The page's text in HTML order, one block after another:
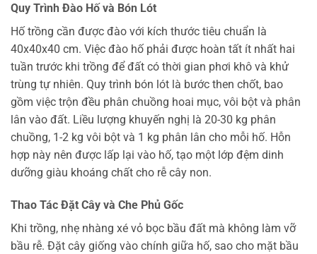
Quy Trình Đào Hố và Bón Lót
Hố trồng cần được đào với kích thước tiêu chuẩn là
40x40x40 cm. Việc đào hố phải được hoàn tất ít nhất hai
tuần trước khi trồng để đất có thời gian phơi khô và khử
trùng tự nhiên. Quy trình bón lót là bước then chốt, bao
gồm việc trộn đều phân chuồng hoai mục, vôi bột và phân
lân vào đất. Liều lượng khuyến nghị là 20-30 kg phân
chuồng, 1-2 kg vôi bột và 1 kg phân lân cho mỗi hố. Hỗn
hợp này nên được lấp lại vào hố, tạo một lớp đệm dinh
dưỡng giàu khoáng chất cho rễ cây non.
Thao Tác Đặt Cây và Che Phủ Gốc
Khi trồng, nhẹ nhàng xé vỏ bọc bầu đất mà không làm vỡ
bầu rễ. Đặt cây giống vào chính giữa hố, sao cho mặt bầu